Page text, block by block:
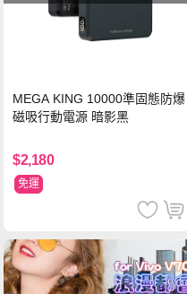
MEGA KING 10000準固態防爆
磁吸行動電源 暗影黑
$2,180
免運